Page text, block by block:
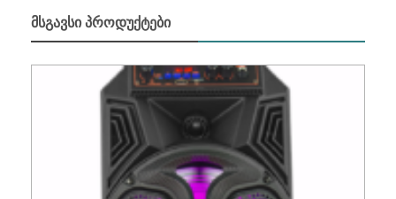
ᲛᲡᲒᲐᲕᲡᲘ ᲞᲠᲝᲓᲣᲥᲢᲔᲑᲘ